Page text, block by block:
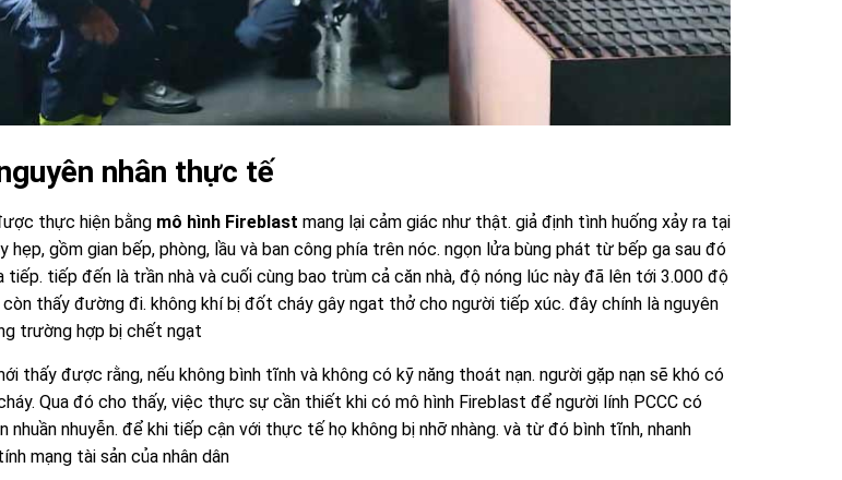
nhân thực tế
thực hiện bằng mô hình Fireblast mang lại cảm giác như thật. giả định tình huống xảy ra tại
hẹp, gồm gian bếp, phòng, lầu và ban công phía trên nóc. ngọn lửa bùng phát từ bếp ga sau đó
tiếp. tiếp đến là trần nhà và cuối cùng bao trùm cả căn nhà, độ nóng lúc này đã lên tới 3.000 độ
còn thấy đường đi. không khí bị đốt cháy gây ngat thở cho người tiếp xúc. đây chính là nguyên
trường hợp bị chết ngạt
thấy được rằng, nếu không bình tĩnh và không có kỹ năng thoát nạn. người gặp nạn sẽ khó có
Qua đó cho thấy, việc thực sự cần thiết khi có mô hình Fireblast để người lính PCCC có
nhuần nhuyễn. để khi tiếp cận với thực tế họ không bị nhỡ nhàng. và từ đó bình tĩnh, nhanh
mạng tài sản của nhân dân